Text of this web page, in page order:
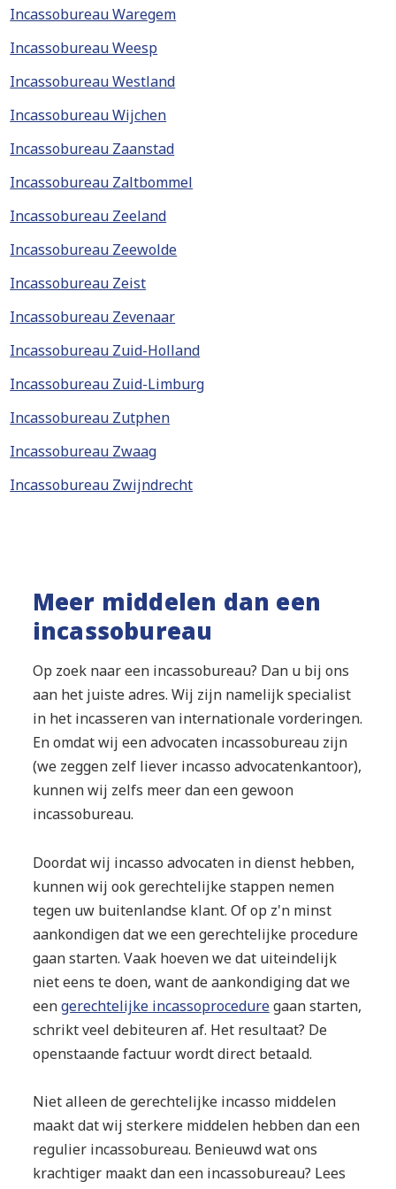
Incassobureau Waregem
Incassobureau Weesp
Incassobureau Westland
Incassobureau Wijchen
Incassobureau Zaanstad
Incassobureau Zaltbommel
Incassobureau Zeeland
Incassobureau Zeewolde
Incassobureau Zeist
Incassobureau Zevenaar
Incassobureau Zuid-Holland
Incassobureau Zuid-Limburg
Incassobureau Zutphen
Incassobureau Zwaag
Incassobureau Zwijndrecht
Meer middelen dan een
incassobureau
Op zoek naar een incassobureau? Dan u bij ons
aan het juiste adres. Wij zijn namelijk specialist
in het incasseren van internationale vorderingen.
En omdat wij een advocaten incassobureau zijn
(we zeggen zelf liever incasso advocatenkantoor),
kunnen wij zelfs meer dan een gewoon
incassobureau.
Doordat wij incasso advocaten in dienst hebben,
kunnen wij ook gerechtelijke stappen nemen
tegen uw buitenlandse klant. Of op z'n minst
aankondigen dat we een gerechtelijke procedure
gaan starten. Vaak hoeven we dat uiteindelijk
niet eens te doen, want de aankondiging dat we
eengerechtelijke incassoproceduregaan starten,
schrikt veel debiteuren af. Het resultaat? De
openstaande factuur wordt direct betaald.
Niet alleen de gerechtelijke incasso middelen
maakt dat wij sterkere middelen hebben dan een
regulier incassobureau. Benieuwd wat ons
krachtiger maakt dan een incassobureau? Lees